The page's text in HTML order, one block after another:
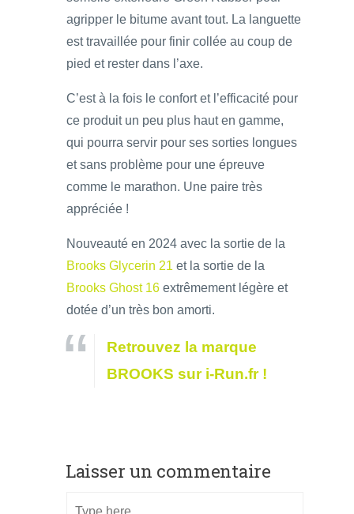
agripper le bitume avant tout. La languette
est travaillée pour finir collée au coup de
pied et rester dans l’axe.
C’est à la fois le confort et l’efficacité pour
ce produit un peu plus haut en gamme,
qui pourra servir pour ses sorties longues
et sans problème pour une épreuve
comme le marathon. Une paire très
appréciée !
Nouveauté en 2024 avec la sortie de la
Brooks Glycerin 21 et la sortie de la
Brooks Ghost 16 extrêmement légère et
dotée d’un très bon amorti.
Retrouvez la marque
BROOKS sur i-Run.fr !
Laisser un commentaire